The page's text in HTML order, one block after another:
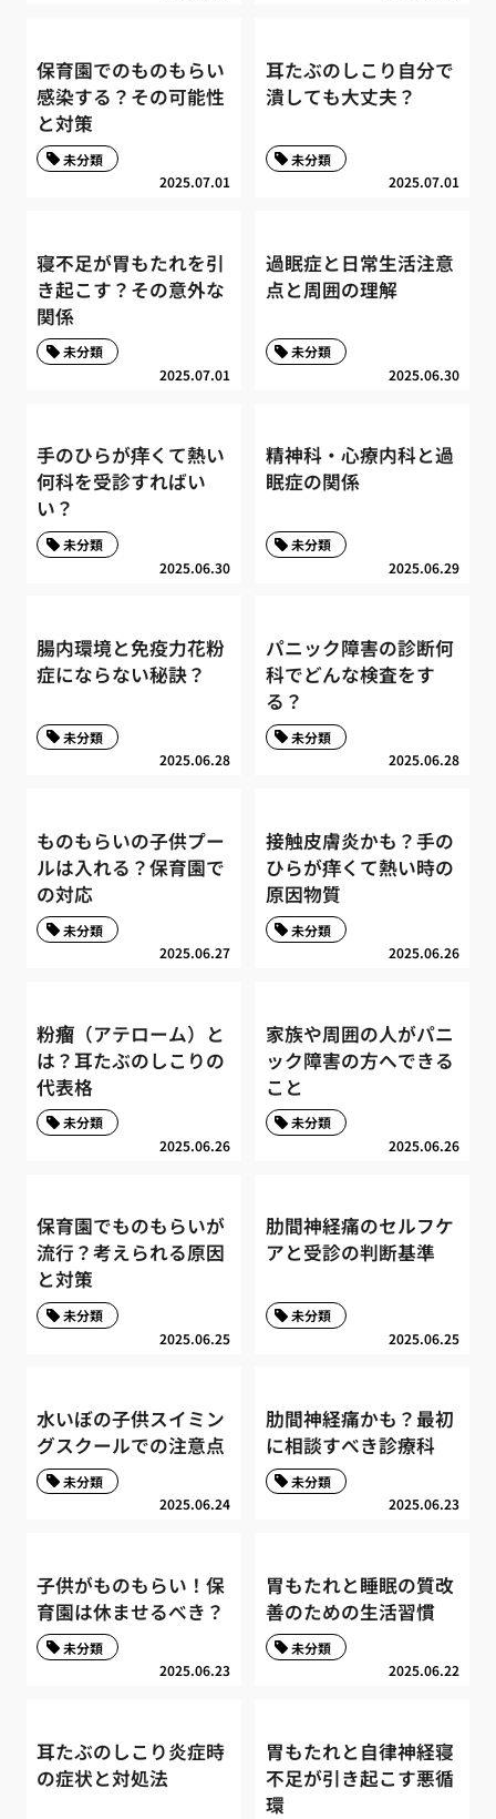
保育園でのものもらい
感染する？その可能性
と対策
2025.07.01
未分類
耳たぶのしこり自分で
潰しても大丈夫？
2025.07.01
未分類
寝不足が胃もたれを引
き起こす？その意外な
関係
2025.07.01
未分類
過眠症と日常生活注意
点と周囲の理解
2025.06.30
未分類
手のひらが痒くて熱い
何科を受診すればい
い？
2025.06.30
未分類
精神科・心療内科と過
眠症の関係
2025.06.29
未分類
腸内環境と免疫力花粉
症にならない秘訣？
2025.06.28
未分類
パニック障害の診断何
科でどんな検査をす
る？
2025.06.28
未分類
ものもらいの子供プー
ルは入れる？保育園で
の対応
2025.06.27
未分類
接触皮膚炎かも？手の
ひらが痒くて熱い時の
原因物質
2025.06.26
未分類
粉瘤（アテローム）と
は？耳たぶのしこりの
代表格
2025.06.26
未分類
家族や周囲の人がパニ
ック障害の方へできる
こと
2025.06.26
未分類
保育園でものもらいが
流行？考えられる原因
と対策
2025.06.25
未分類
肋間神経痛のセルフケ
アと受診の判断基準
2025.06.25
未分類
水いぼの子供スイミン
グスクールでの注意点
2025.06.24
未分類
肋間神経痛かも？最初
に相談すべき診療科
2025.06.23
未分類
子供がものもらい！保
育園は休ませるべき？
2025.06.23
未分類
胃もたれと睡眠の質改
善のための生活習慣
2025.06.22
未分類
耳たぶのしこり炎症時
の症状と対処法
胃もたれと自律神経寝
不足が引き起こす悪循
環